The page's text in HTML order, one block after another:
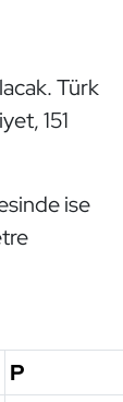
Türk
151
ise
P